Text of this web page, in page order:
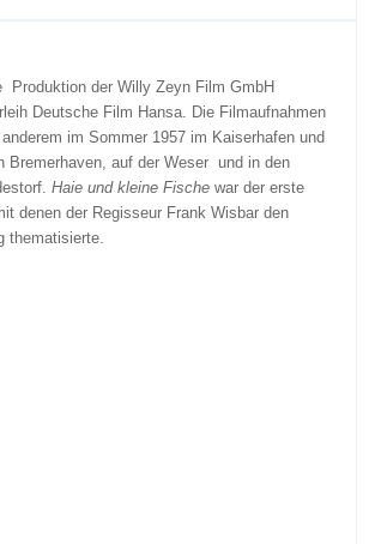
Produktion der Willy Zeyn Film GmbH
Deutsche Film Hansa. Die Filmaufnahmen
im Sommer 1957 im Kaiserhafen und
Bremerhaven, auf der Weser und in den
Haie und kleine Fische war der erste
denen der Regisseur Frank Wisbar den
thematisierte.